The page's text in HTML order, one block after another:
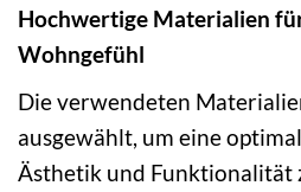
Hochwertige Materialien
Wohngefühl
Die verwendeten
ausgewählt, um eine
Ästhetik und Funktionalität